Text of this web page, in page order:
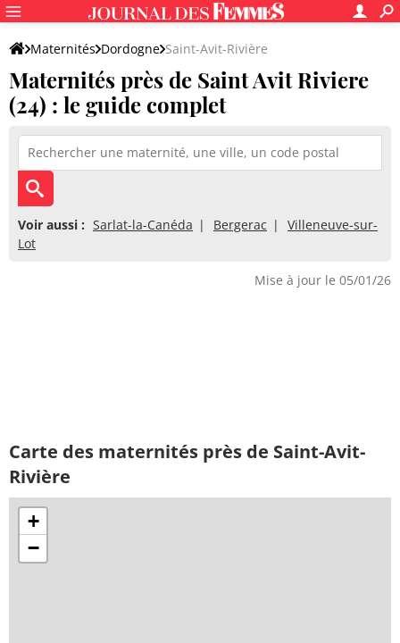
Maternités Dordogne Saint-Avit-Rivière
Maternités près de Saint Avit Riviere
(24) : le guide complet
Voir aussi : Sarlat-la-Canéda Bergerac
Villeneuve-sur-
Lot
Mise à jour le 05/01/26
Carte des maternités près de Saint-Avit-
Rivière
+
−